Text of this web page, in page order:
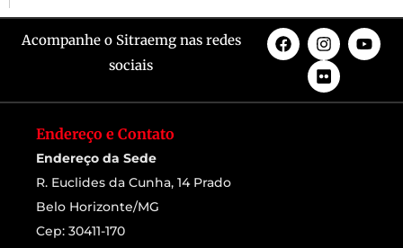
Acompanhe o Sitraemg nas redes
sociais
Endereço e Contato
Endereço da Sede
R. Euclides da Cunha, 14 Prado
Belo Horizonte/MG
Cep: 30411-170